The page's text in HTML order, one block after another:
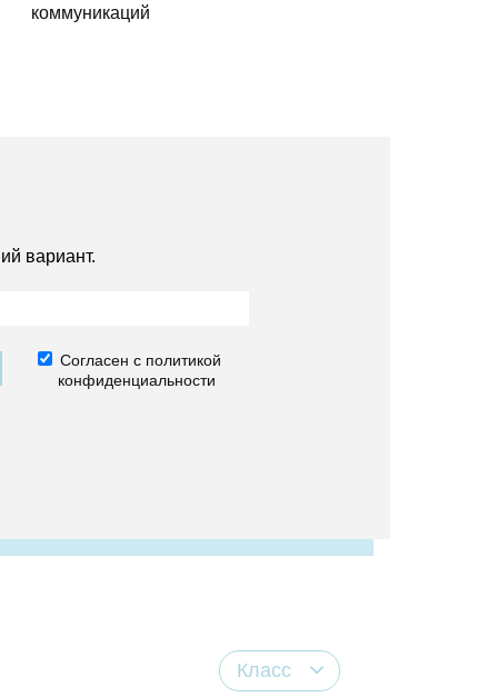
коммуникаций
вариант.
Согласен с политикой
конфиденциальности
Класс